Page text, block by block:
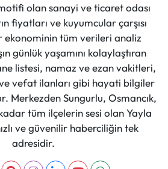
olan sanayi ve ticaret odası
fiyatları ve kuyumcular çarşısı
ekonominin tüm verileri analiz
günlük yaşamını kolaylaştıran
listesi, namaz ve ezan vakitleri,
vefat ilanları gibi hayati bilgiler
Merkezden Sungurlu, Osmancık,
tüm ilçelerin sesi olan Yayla
ve güvenilir haberciliğin tek
adresidir.